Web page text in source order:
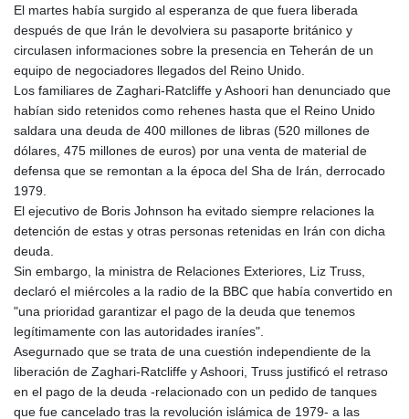
El martes había surgido al esperanza de que fuera liberada
después de que Irán le devolviera su pasaporte británico y
circulasen informaciones sobre la presencia en Teherán de un
equipo de negociadores llegados del Reino Unido.
Los familiares de Zaghari-Ratcliffe y Ashoori han denunciado que
habían sido retenidos como rehenes hasta que el Reino Unido
saldara una deuda de 400 millones de libras (520 millones de
dólares, 475 millones de euros) por una venta de material de
defensa que se remontan a la época del Sha de Irán, derrocado
1979.
El ejecutivo de Boris Johnson ha evitado siempre relaciones la
detención de estas y otras personas retenidas en Irán con dicha
deuda.
Sin embargo, la ministra de Relaciones Exteriores, Liz Truss,
declaró el miércoles a la radio de la BBC que había convertido en
"una prioridad garantizar el pago de la deuda que tenemos
legítimamente con las autoridades iraníes".
Asegurnado que se trata de una cuestión independiente de la
liberación de Zaghari-Ratcliffe y Ashoori, Truss justificó el retraso
en el pago de la deuda -relacionado con un pedido de tanques
que fue cancelado tras la revolución islámica de 1979- a las